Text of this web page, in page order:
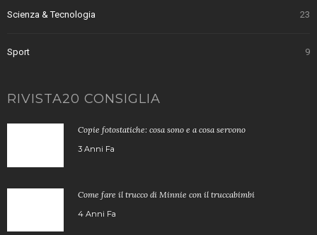
Scienza & Tecnologia 23
Sport 9
RIVISTA20 CONSIGLIA
Copie fotostatiche: cosa sono e a cosa servono
3 Anni Fa
Come fare il trucco di Minnie con il truccabimbi
4 Anni Fa